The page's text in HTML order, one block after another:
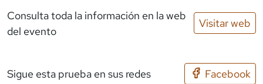
Consulta toda la información en la web
del evento
Visitar web
Sigue esta prueba en sus redes Facebook